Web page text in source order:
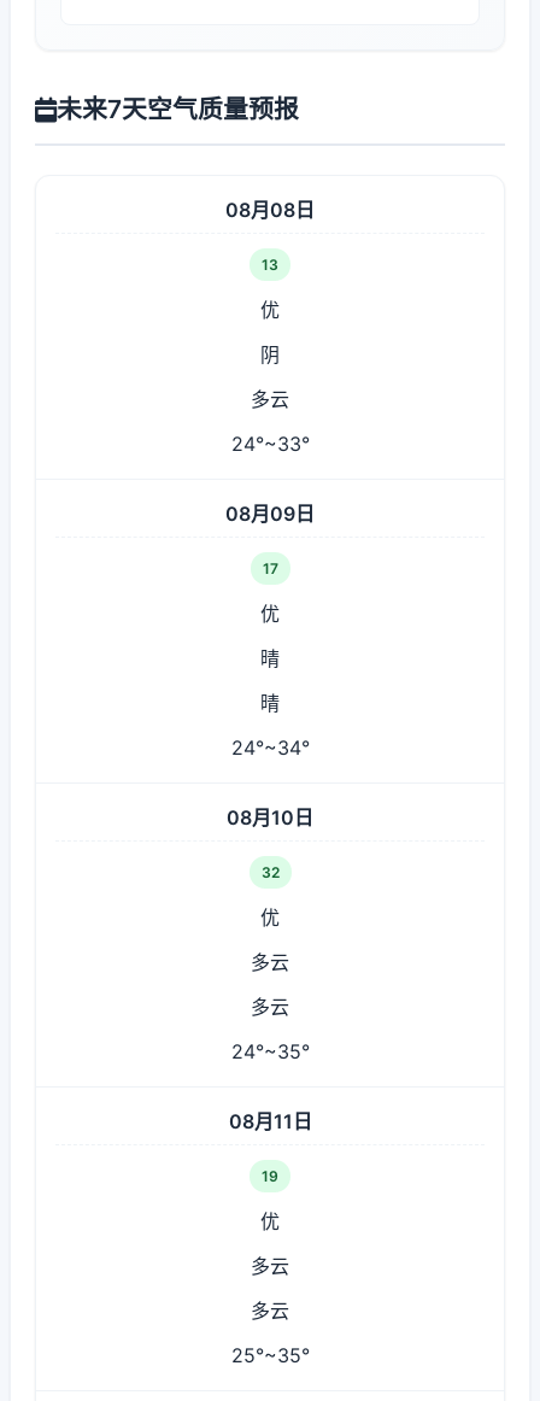
未来7天空气质量预报
08月08日
13
优
阴
多云
24°~33°
08月09日
17
优
晴
晴
24°~34°
08月10日
32
优
多云
多云
24°~35°
08月11日
19
优
多云
多云
25°~35°